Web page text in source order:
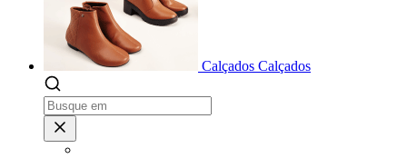
Calçados Calçados